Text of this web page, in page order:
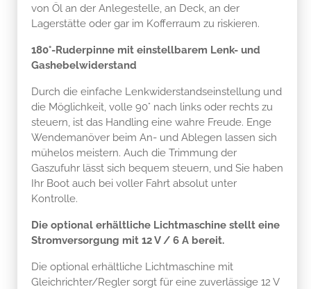
von Öl an der Anlegestelle, an Deck, an der
Lagerstätte oder gar im Kofferraum zu riskieren.
180°-Ruderpinne mit einstellbarem Lenk- und
Gashebelwiderstand
Durch die einfache Lenkwiderstandseinstellung und
die Möglichkeit, volle 90° nach links oder rechts zu
steuern, ist das Handling eine wahre Freude. Enge
Wendemanöver beim An- und Ablegen lassen sich
mühelos meistern. Auch die Trimmung der
Gaszufuhr lässt sich bequem steuern, und Sie haben
Ihr Boot auch bei voller Fahrt absolut unter
Kontrolle.
Die optional erhältliche Lichtmaschine stellt eine
Stromversorgung mit 12 V / 6 A bereit.
Die optional erhältliche Lichtmaschine mit
Gleichrichter/Regler sorgt für eine zuverlässige 12 V